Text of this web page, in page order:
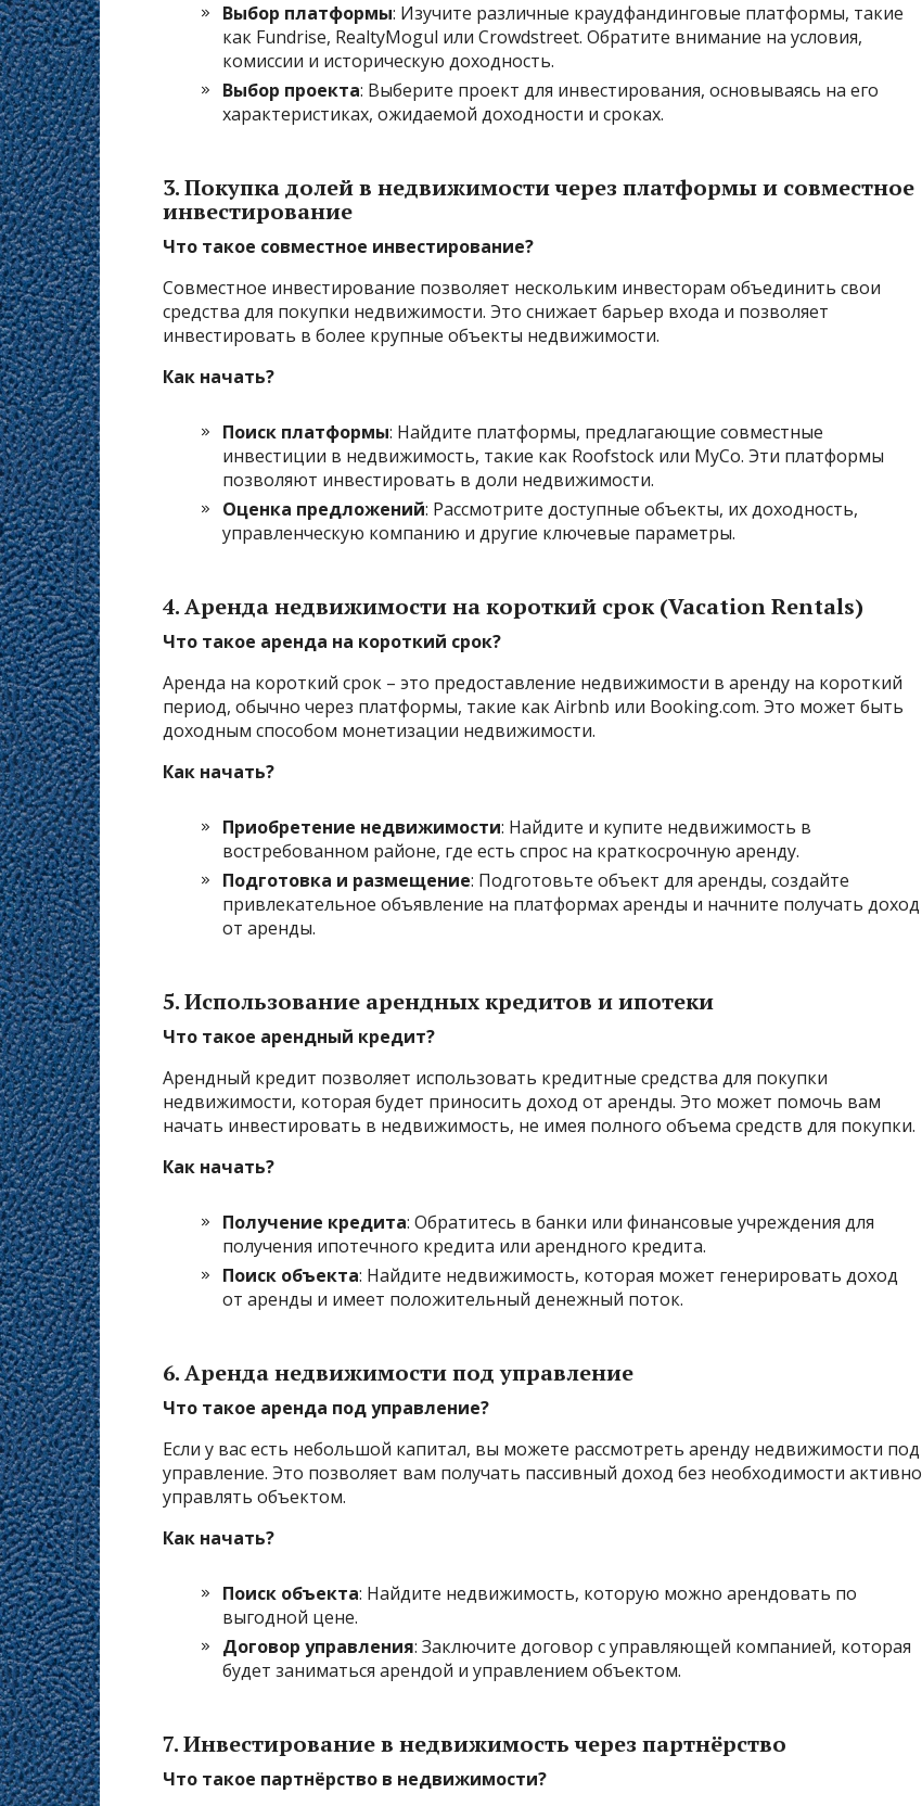
Выбор платформы: Изучите различные краудфандинговые платформы, такие
как Fundrise, RealtyMogul или Crowdstreet. Обратите внимание на условия,
комиссии и историческую доходность.
Выбор проекта: Выберите проект для инвестирования, основываясь на его
характеристиках, ожидаемой доходности и сроках.
3.Покупка долей в недвижимости через платформы и совместное
инвестирование
Что такое совместное инвестирование?
Совместное инвестирование позволяет нескольким инвесторам объединить свои
средства для покупки недвижимости. Это снижает барьер входа и позволяет
инвестировать в более крупные объекты недвижимости.
Как начать?
Поиск платформы: Найдите платформы, предлагающие совместные
инвестиции в недвижимость, такие как Roofstock или MyCo. Эти платформы
позволяют инвестировать в доли недвижимости.
Оценка предложений: Рассмотрите доступные объекты, их доходность,
управленческую компанию и другие ключевые параметры.
4.Аренда недвижимости на короткий срок (Vacation Rentals)
Что такое аренда на короткий срок?
Аренда на короткий срок – это предоставление недвижимости в аренду на короткий
период, обычно через платформы, такие как Airbnb или Booking.com. Это может быть
доходным способом монетизации недвижимости.
Как начать?
Приобретение недвижимости: Найдите и купите недвижимость в
востребованном районе, где есть спрос на краткосрочную аренду.
Подготовка и размещение: Подготовьте объект для аренды, создайте
привлекательное объявление на платформах аренды и начните получать доход
от аренды.
5.Использование арендных кредитов и ипотеки
Что такое арендный кредит?
Арендный кредит позволяет использовать кредитные средства для покупки
недвижимости, которая будет приносить доход от аренды. Это может помочь вам
начать инвестировать в недвижимость, не имея полного объема средств для покупки.
Как начать?
Получение кредита: Обратитесь в банки или финансовые учреждения для
получения ипотечного кредита или арендного кредита.
Поиск объекта: Найдите недвижимость, которая может генерировать доход
от аренды и имеет положительный денежный поток.
6.Аренда недвижимости под управление
Что такое аренда под управление?
Если у вас есть небольшой капитал, вы можете рассмотреть аренду недвижимости под
управление. Это позволяет вам получать пассивный доход без необходимости активно
управлять объектом.
Как начать?
Поиск объекта: Найдите недвижимость, которую можно арендовать по
выгодной цене.
Договор управления: Заключите договор с управляющей компанией, которая
будет заниматься арендой и управлением объектом.
7.Инвестирование в недвижимость через партнёрство
Что такое партнёрство в недвижимости?